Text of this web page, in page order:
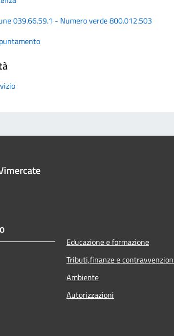
039.66.59.1 - Numero verde 800.012.503
Educazione e formazione
Tributi,finanze e
Ambiente
Autorizzazioni